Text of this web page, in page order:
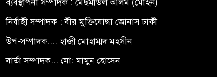
ব্যবস্থাপনা সম্পাদক : মেছমাউল আলম (মোহন)
নির্বাহী সম্পাদক : বীর মুক্তিযোদ্ধা জোনাস ঢাকী
উপ-সম্পাদক.... হাজী মোহাম্মদ মহসীন
বার্তা সম্পাদক... মো: মামুন হোসেন